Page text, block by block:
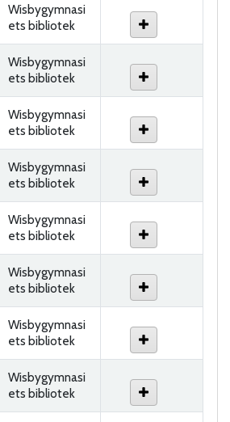
Wisbygymnasi
ets bibliotek
Wisbygymnasi
ets bibliotek
Wisbygymnasi
ets bibliotek
Wisbygymnasi
ets bibliotek
Wisbygymnasi
ets bibliotek
Wisbygymnasi
ets bibliotek
Wisbygymnasi
ets bibliotek
Wisbygymnasi
ets bibliotek